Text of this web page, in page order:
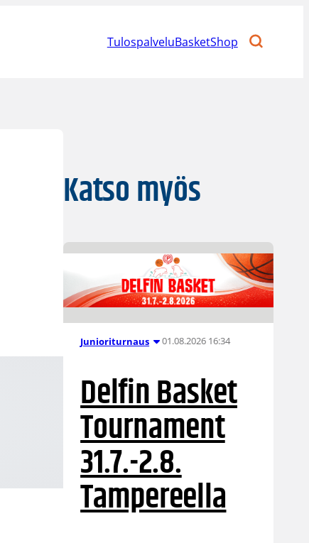
TulospalveluBasketShop
Katso myös
Junioriturnaus 01.08.2026 16:34
Delfin Basket
Tournament
31.7.-2.8.
Tampereella